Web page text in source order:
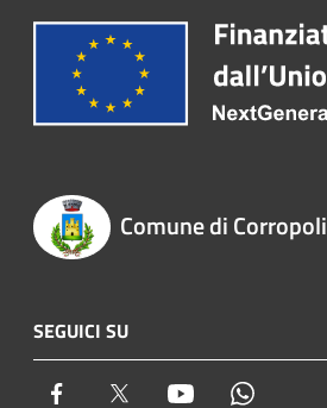
Comune di Corropoli
SEGUICI SU
Facebook Twitter Youtube